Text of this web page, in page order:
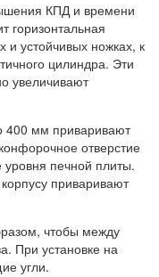
КПД и времени
горизонтальная
и устойчивых ножках, к
цилиндра. Эти
увеличивают
400 мм приваривают
отверстие
печной плиты.
приваривают
чтобы между
При установке на
угли.